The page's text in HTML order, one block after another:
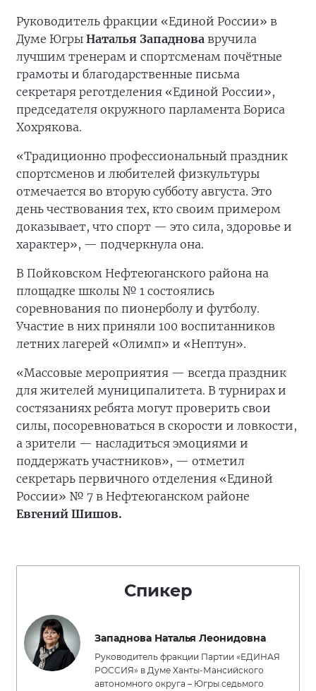
Руководитель фракции «Единой России» в
Думе Югры Наталья Западнова вручила
лучшим тренерам и спортсменам почётные
грамоты и благодарственные письма
секретаря реготделения «Единой России»,
председателя окружного парламента Бориса
Хохрякова.
«Традиционно профессиональный праздник
спортсменов и любителей физкультуры
отмечается во вторую субботу августа. Это
день чествования тех, кто своим примером
доказывает, что спорт — это сила, здоровье и
характер», — подчеркнула она.
В Пойковском Нефтеюганского района на
площадке школы № 1 состоялись
соревнования по пионерболу и футболу.
Участие в них приняли 100 воспитанников
летних лагерей «Олимп» и «Нептун».
«Массовые мероприятия — всегда праздник
для жителей муниципалитета. В турнирах и
состязаниях ребята могут проверить свои
силы, посоревноваться в скорости и ловкости,
а зрители — насладиться эмоциями и
поддержать участников», — отметил
секретарь первичного отделения «Единой
России» № 7 в Нефтеюганском районе
Евгений Шишов.
Спикер
Западнова Наталья Леонидовна
Руководитель фракции Партии «ЕДИНАЯ
РОССИЯ» в Думе Ханты-Мансийского
автономного округа – Югры седьмого